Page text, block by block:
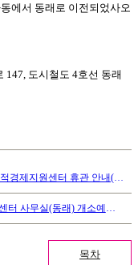
에서 동래로 이전되었사오
147, 도시철도 4호선 동래
[휴관 안내] 부산광역시 사회적경제지원센터 휴관 안내(11/28)
부산광역시 사회적경제지원센터 사무실(동래) 개소예정 등 안내
목차